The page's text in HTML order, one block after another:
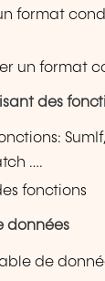
format
un format
des
….
fonctions
données
de